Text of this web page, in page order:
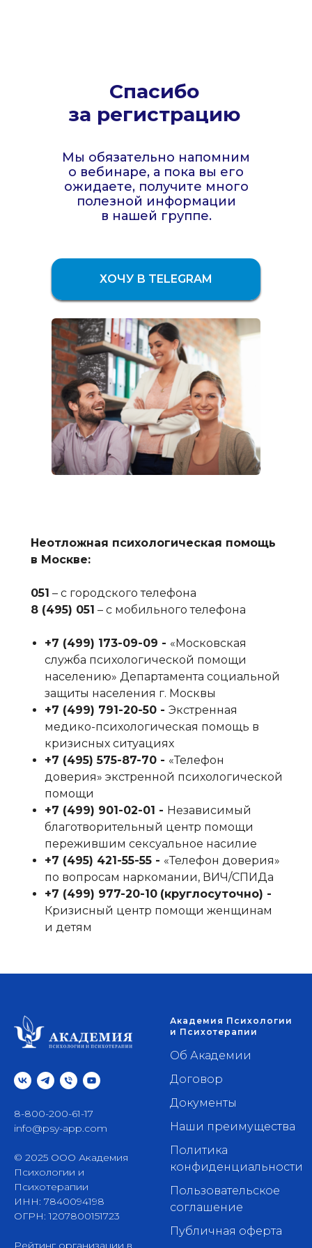
Спасибо
за регистрацию
Мы обязательно напомним
о вебинаре, а пока вы его
ожидаете, получите много
полезной информации
в нашей группе.
ХОЧУ В TELEGRAM
Неотложная психологическая помощь
в Москве:
051 – с городского телефона
8 (495) 051 – с мобильного телефона
+7 (499) 173-09-09‬ - «Московская
служба психологической помощи
населению» Департамента социальной
защиты населения г. Москвы
+7 (499) 791-20-50‬ - Экстренная
медико-психологическая помощь в
кризисных ситуациях
+7 (495) 575-87-70‬ - «Телефон
доверия» экстренной психологической
помощи
+7 (499) 901-02-01‬ - Независимый
благотворительный центр помощи
пережившим сексуальное насилие
+7 (495) 421-55-55‬ - «Телефон доверия»
по вопросам наркомании, ВИЧ/СПИДа
+7 (499) 977-20-10 (круглосуточно) -
Кризисный центр помощи женщинам
и детям
8-800-200-61-17
info@psy-app.com
© 2025 ООО Академия
Психологии и
Психотерапии
ИНН: 7840094198
ОГРН: 1207800151723
Рейтинг организации в
Академия Психологии
и Психотерапии
Об Академии
Договор
Документы
Наши преимущества
Политика
конфиденциальности
Пользовательское
соглашение
Публичная оферта